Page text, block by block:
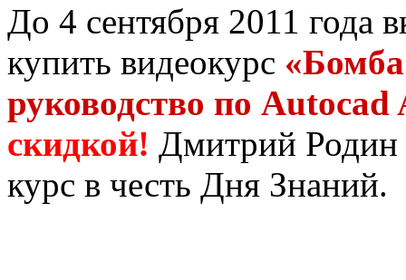
До 4 сентября 2011 года
купить видеокурс
руководство по
скидкой! Дмитрий Родин
курс в честь Дня Знаний.